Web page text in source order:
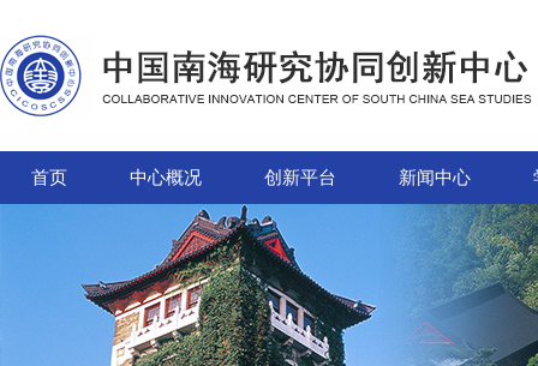
首页 中心概况 创新平台 新闻中心